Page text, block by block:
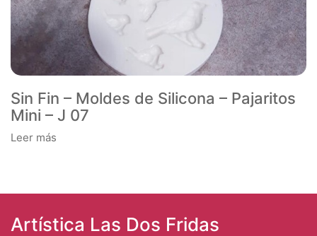
Sin Fin – Moldes de Silicona – Pajaritos
Mini – J 07
Leer más
Artística Las Dos Fridas